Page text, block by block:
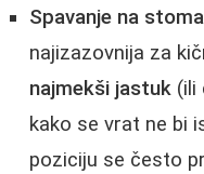
Spavanje na
najizazovnija za
najmekši jastuk (ili
kako se vrat ne bi
poziciju se često